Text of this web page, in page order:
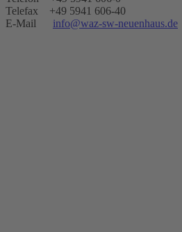
Telefax +49 5941 606-40
E-Mail info@waz-sw-neuenhaus.de